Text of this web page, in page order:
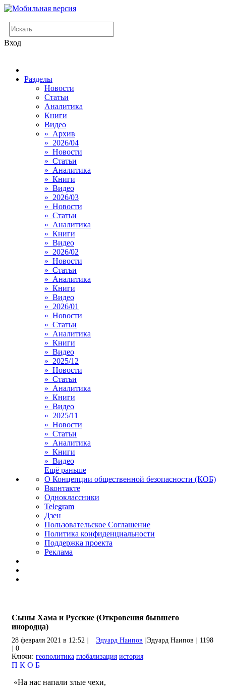
Вход
Разделы
Новости
Статьи
Аналитика
Книги
Видео
» Архив
» 2026/04
» Новости
» Статьи
» Аналитика
» Книги
» Видео
» 2026/03
» Новости
» Статьи
» Аналитика
» Книги
» Видео
» 2026/02
» Новости
» Статьи
» Аналитика
» Книги
» Видео
» 2026/01
» Новости
» Статьи
» Аналитика
» Книги
» Видео
» 2025/12
» Новости
» Статьи
» Аналитика
» Книги
» Видео
» 2025/11
» Новости
» Статьи
» Аналитика
» Книги
» Видео
Ещё раньше
О Концепции общественной безопасности (КОБ)
Вконтакте
Одноклассники
Telegram
Дзен
Пользовательское Соглашение
Политика конфиденциальности
Поддержка проекта
Реклама
Сыны Хама и Русские (Откровения бывшего
инородца)
28 февраля 2021 в 12:52 Эдуард Наипов Эдуард Наипов
1198
0
Ключи: геополитика глобализация история
П К О Б
«На нас напали злые чехи,